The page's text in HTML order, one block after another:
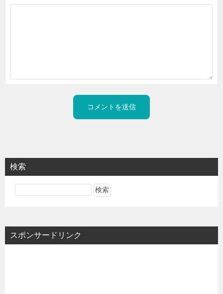
検索
スポンサードリンク